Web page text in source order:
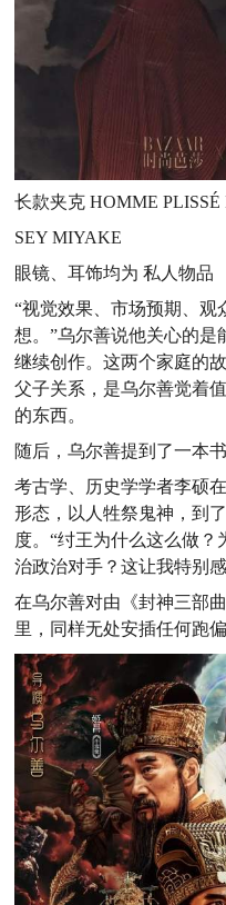
长款夹克 HOMME PLISSÉ
SEY MIYAKE
眼镜、耳饰均为 私人物品
“视觉效果、市场预期、观
想。”乌尔善说他关心的
继续创作。这两个家庭的
父子关系，是乌尔善觉着
的东西。
随后，乌尔善提到了一本
考古学、历史学学者李硕
形态，以人牲祭鬼神，到
度。“纣王为什么这么做
治政治对手？这让我特别
在乌尔善对由《封神三部
里，同样无处安插任何跑